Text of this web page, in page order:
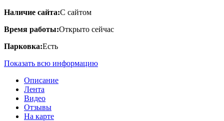
Наличие сайта:С сайтом
Время работы:Открыто сейчас
Парковка:Есть
Показать всю информацию
Описание
Лента
Видео
Отзывы
На карте